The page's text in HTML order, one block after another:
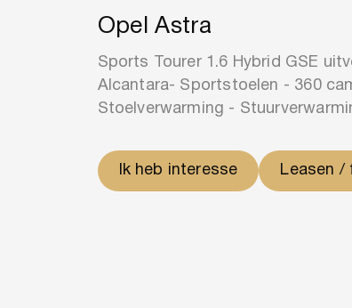
Opel Astra
Sports Tourer 1.6 Hybrid GSE
Alcantara- Sportstoelen - 360
Stoelverwarming -
Ik heb interesse Leasen /